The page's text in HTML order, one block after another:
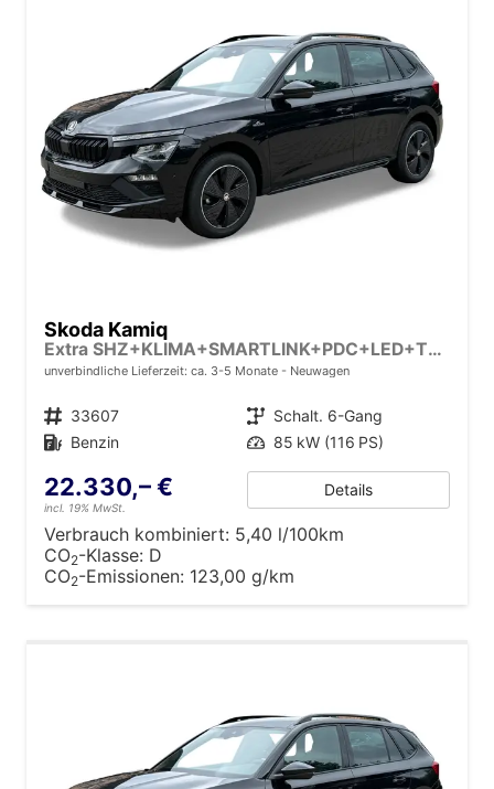
Skoda Kamiq
Extra SHZ+KLIMA+SMARTLINK+PDC+LED+TEMPOMAT
unverbindliche Lieferzeit: ca. 3-5 Monate Neuwagen
Fahrzeugnr. 33607 Getriebe Schalt. 6-Gang
Kraftstoff Benzin Leistung 85 kW (116 PS)
22.330,– €
incl. 19% MwSt.
Details
Verbrauch kombiniert: 5,40 l/100km
CO2-Klasse: D
CO2-Emissionen: 123,00 g/km